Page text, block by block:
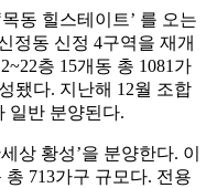
동 힐스테이트’ 를 오는
정동 신정 4구역을 재개
층 15개동 총 1081가
됐다. 지난해 12월 조합
일반 분양된다.
상 황성’을 분양한다. 이
713가구 규모다. 전용